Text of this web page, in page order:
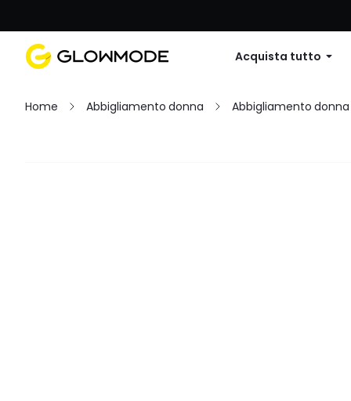
Acquista tutto
Home Abbigliamento donna Abbigliamento donna